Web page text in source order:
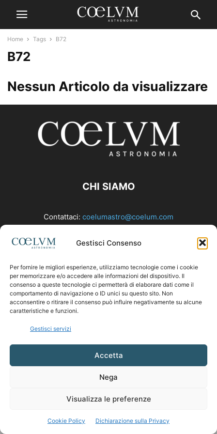
Gestisci Consenso
Per fornire le migliori esperienze, utilizziamo tecnologie come i cookie
per memorizzare e/o accedere alle informazioni del dispositivo. Il
consenso a queste tecnologie ci permetterà di elaborare dati come il
comportamento di navigazione o ID unici su questo sito. Non
acconsentire o ritirare il consenso può influire negativamente su alcune
caratteristiche e funzioni.
Gestisci servizi
Accetta
Nega
Visualizza le preferenze
Cookie Policy Dichiarazione sulla Privacy
Home Tags B72
B72
Nessun Articolo da visualizzare
CHI SIAMO
Contattaci: coelumastro@coelum.com
SEGUICI